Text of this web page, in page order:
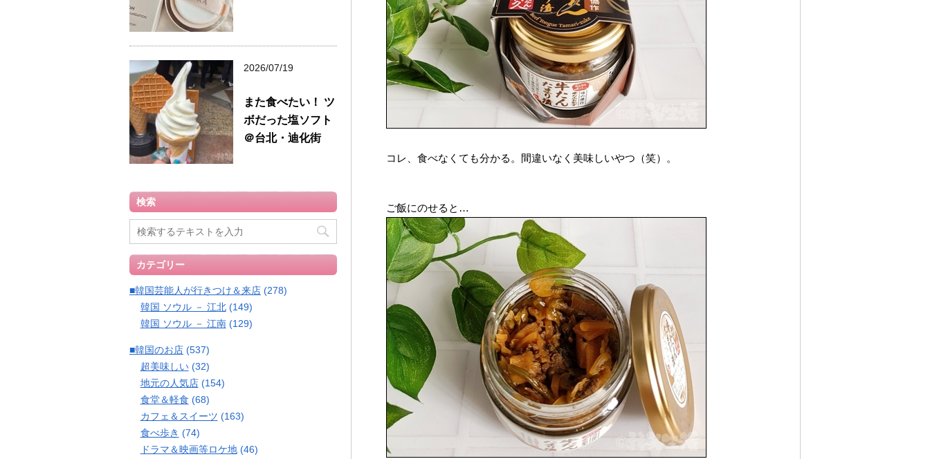
コレ、食べなくても分かる。間違いなく美味しいやつ（笑）。
ご飯にのせると…
2026/07/19
また食べたい！ ツ
ボだった塩ソフト
＠台北・迪化街
検索
カテゴリー
■韓国芸能人が行きつけ＆来店 (278)
韓国 ソウル － 江北(149)
韓国 ソウル － 江南(129)
■韓国のお店 (537)
超美味しい(32)
地元の人気店(154)
食堂＆軽食 (68)
カフェ＆スイーツ (163)
食べ歩き (74)
ドラマ＆映画等ロケ地(46)